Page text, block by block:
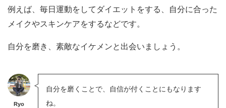
例えば、毎日運動をしてダイエットをする、自分に合った
メイクやスキンケアをするなどです。
自分を磨き、素敵なイケメンと出会いましょう。
Ryo
自分を磨くことで、自信が付くことにもなります
ね。